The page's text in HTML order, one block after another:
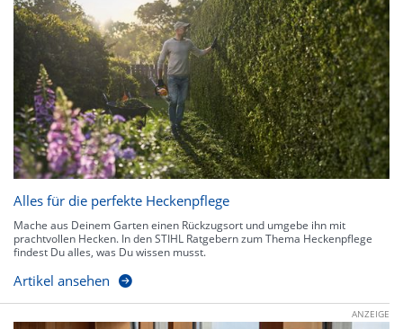
Alles für die perfekte Heckenpflege
Mache aus Deinem Garten einen Rückzugsort und umgebe ihn mit
prachtvollen Hecken. In den STIHL Ratgebern zum Thema Heckenpflege
findest Du alles, was Du wissen musst.
Artikel ansehen
ANZEIGE